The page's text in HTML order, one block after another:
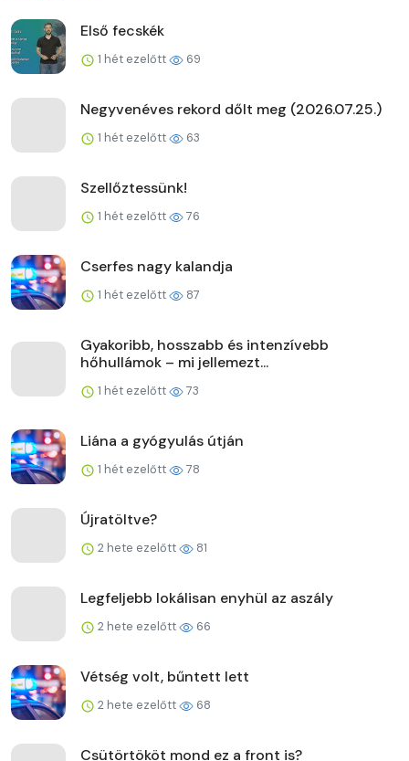
Első fecskék
1 hét ezelőtt 69
Negyvenéves rekord dőlt meg (2026.07.25.)
1 hét ezelőtt 63
Szellőztessünk!
1 hét ezelőtt 76
Cserfes nagy kalandja
1 hét ezelőtt 87
Gyakoribb, hosszabb és intenzívebb
hőhullámok – mi jellemezt...
1 hét ezelőtt 73
Liána a gyógyulás útján
1 hét ezelőtt 78
Újratöltve?
2 hete ezelőtt 81
Legfeljebb lokálisan enyhül az aszály
2 hete ezelőtt 66
Vétség volt, bűntett lett
2 hete ezelőtt 68
Csütörtököt mond ez a front is?